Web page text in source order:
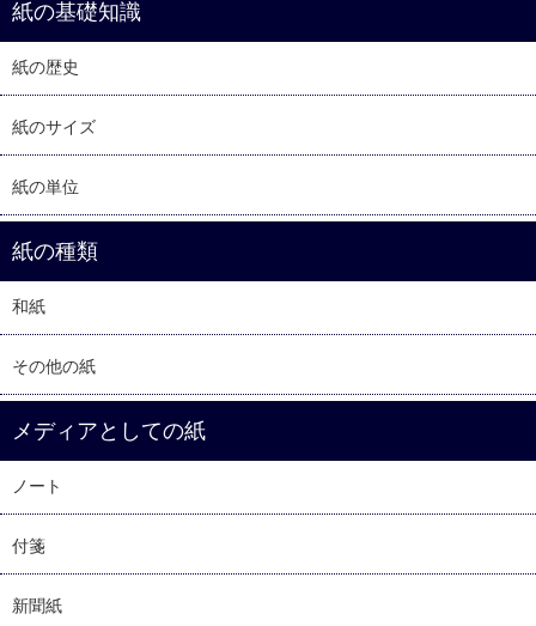
紙の基礎知識
紙の歴史
紙のサイズ
紙の単位
紙の種類
和紙
その他の紙
メディアとしての紙
ノート
付箋
新聞紙